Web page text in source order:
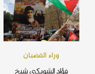
وراء القضبان